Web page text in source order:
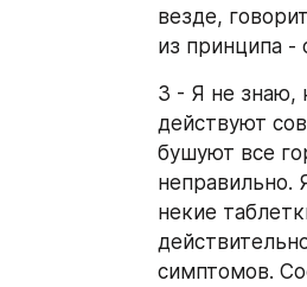
везде,
из принципа -
3 - Я не знаю,
действуют
бушуют все
неправильно.
некие
симптомов.